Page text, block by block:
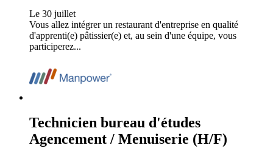
Le 30 juillet
Vous allez intégrer un restaurant d'entreprise en qualité
d'apprenti(e) pâtissier(e) et, au sein d'une équipe, vous
participerez...
Technicien bureau d'études
Agencement / Menuiserie (H/F)